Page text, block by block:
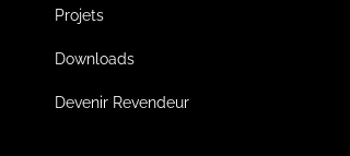
Projets
Downloads
Devenir Revendeur